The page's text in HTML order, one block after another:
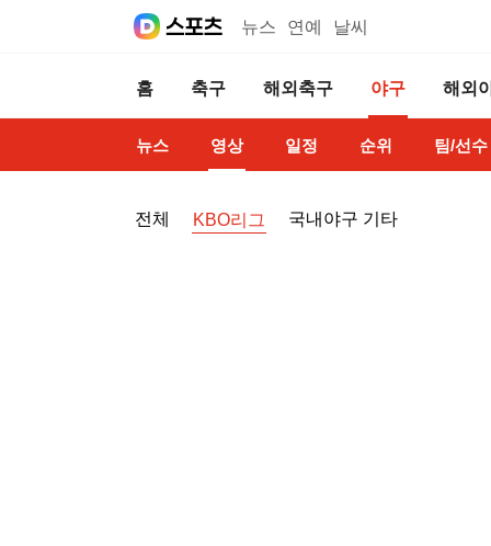
뉴스 연예 날씨
홈 축구 해외축구 야구 해외
뉴스 영상 일정 순위 팀/선수
전체 KBO리그 국내야구 기타